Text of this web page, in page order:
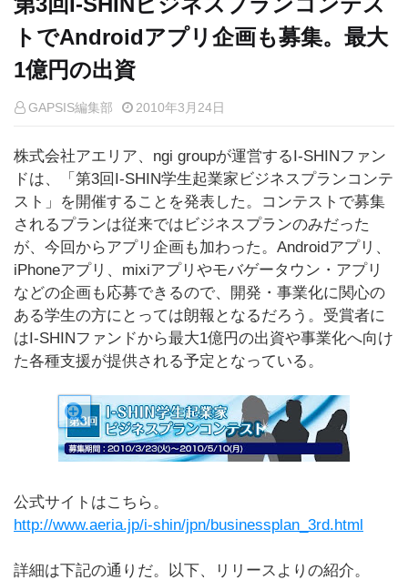
トでAndroidアプリ企画も募集。最大
1億円の出資
GAPSIS編集部 2010年3月24日
株式会社アエリア、ngi groupが運営するI-SHINファン
ドは、「第3回I-SHIN学生起業家ビジネスプランコンテ
スト」を開催することを発表した。コンテストで募集
されるプランは従来ではビジネスプランのみだった
が、今回からアプリ企画も加わった。Androidアプリ、
iPhoneアプリ、mixiアプリやモバゲータウン・アプリ
などの企画も応募できるので、開発・事業化に関心の
ある学生の方にとっては朗報となるだろう。受賞者に
はI-SHINファンドから最大1億円の出資や事業化へ向け
た各種支援が提供される予定となっている。
公式サイトはこちら。
http://www.aeria.jp/i-shin/jpn/businessplan_3rd.html
詳細は下記の通りだ。以下、リリースよりの紹介。